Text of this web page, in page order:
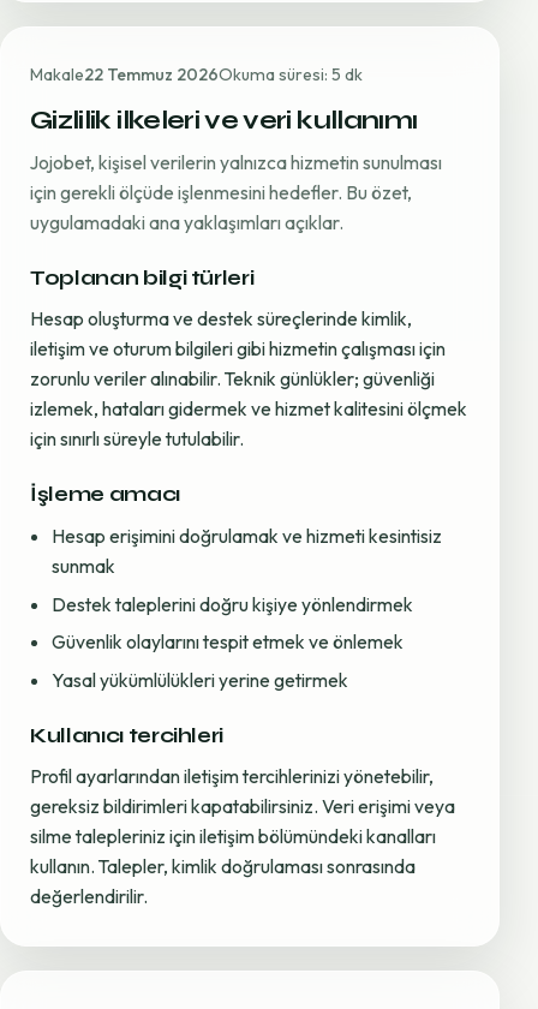
Makale22 Temmuz 2026Okuma süresi: 5 dk
Gizlilik ilkeleri ve veri kullanımı
Jojobet, kişisel verilerin yalnızca hizmetin sunulması
için gerekli ölçüde işlenmesini hedefler. Bu özet,
uygulamadaki ana yaklaşımları açıklar.
Toplanan bilgi türleri
Hesap oluşturma ve destek süreçlerinde kimlik,
iletişim ve oturum bilgileri gibi hizmetin çalışması için
zorunlu veriler alınabilir. Teknik günlükler; güvenliği
izlemek, hataları gidermek ve hizmet kalitesini ölçmek
için sınırlı süreyle tutulabilir.
İşleme amacı
Hesap erişimini doğrulamak ve hizmeti kesintisiz
sunmak
Destek taleplerini doğru kişiye yönlendirmek
Güvenlik olaylarını tespit etmek ve önlemek
Yasal yükümlülükleri yerine getirmek
Kullanıcı tercihleri
Profil ayarlarından iletişim tercihlerinizi yönetebilir,
gereksiz bildirimleri kapatabilirsiniz. Veri erişimi veya
silme talepleriniz için iletişim bölümündeki kanalları
kullanın. Talepler, kimlik doğrulaması sonrasında
değerlendirilir.